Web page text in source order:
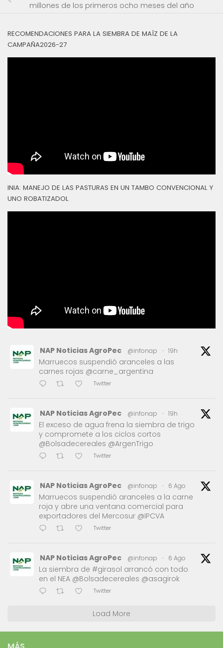
millones de los primeros ocho meses del año
RECOMENDACIONES PARA LA SIEMBRA DE MAÍZ DE LA
CAMPAÑA2026-27
INIA: MANEJO DE LAS PASTURAS EN UN TAMBO CONVENCIONAL Y
UNO ROBATIZADOL
NAP Noticias AgroPec @infonap · 19h
Marruecos suspendió aranceles a las
carnes rojas @carne_argentina
Twitter
NAP Noticias AgroPec @infonap · 19h
El exceso de agua frena la siembra de trigo
y compromete a los ciclos cortos
@Bolsadecereales @ArgenTrigo
Twitter
NAP Noticias AgroPec @infonap · 6 Ago
Marruecos suspendió aranceles a la carne
roja y abre una ventana comercial para
exportadores del Mercosur @IPCVA
Twitter
NAP Noticias AgroPec @infonap · 6 Ago
La siembra de #girasol arrancó con todo
en el NEA @Bolsadecereales @asagirok
Twitter
Load More